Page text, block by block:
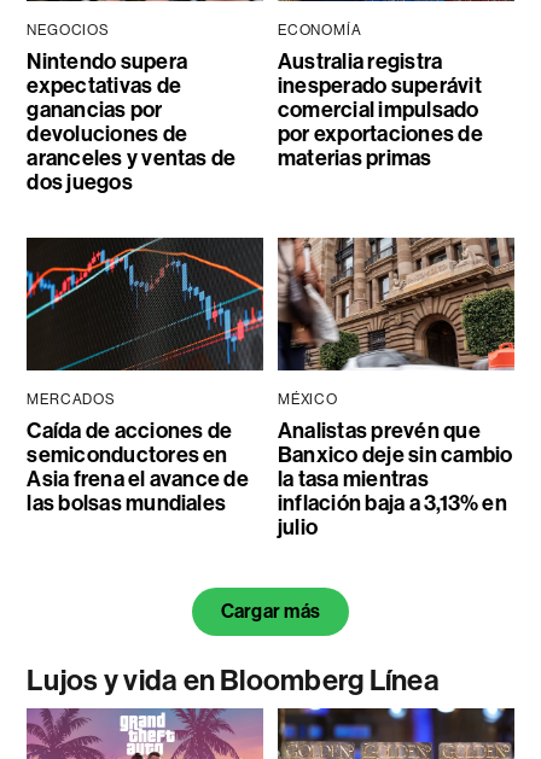
NEGOCIOS
Nintendo supera
expectativas de
ganancias por
devoluciones de
aranceles y ventas de
dos juegos
ECONOMÍA
Australia registra
inesperado superávit
comercial impulsado
por exportaciones de
materias primas
MERCADOS
Caída de acciones de
semiconductores en
Asia frena el avance de
las bolsas mundiales
MÉXICO
Analistas prevén que
Banxico deje sin cambio
la tasa mientras
inflación baja a 3,13% en
julio
Cargar más
Lujos y vida en Bloomberg Línea